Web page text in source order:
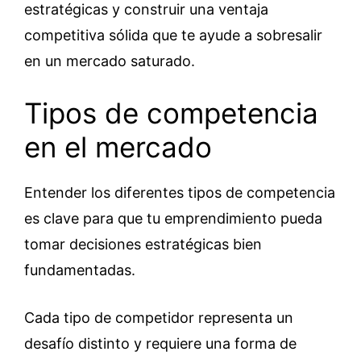
estratégicas y construir una ventaja
competitiva sólida que te ayude a sobresalir
en un mercado saturado.
Tipos de competencia
en el mercado
Entender los diferentes tipos de competencia
es clave para que tu emprendimiento pueda
tomar decisiones estratégicas bien
fundamentadas.
Cada tipo de competidor representa un
desafío distinto y requiere una forma de